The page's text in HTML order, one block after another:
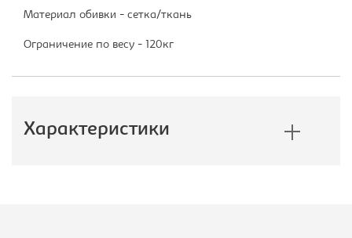
Материал обивки - сетка/ткань
Ограничение по весу - 120кг
Характеристики